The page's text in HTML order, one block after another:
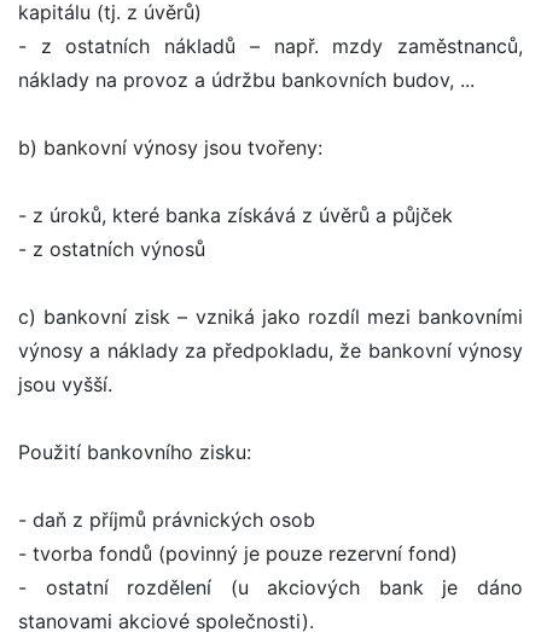
kapitálu (tj. z úvěrů)
- z ostatních nákladů – např. mzdy zaměstnanců,
náklady na provoz a údržbu bankovních budov, ...
b) bankovní výnosy jsou tvořeny:
- z úroků, které banka získává z úvěrů a půjček
- z ostatních výnosů
c) bankovní zisk – vzniká jako rozdíl mezi bankovními
výnosy a náklady za předpokladu, že bankovní výnosy
jsou vyšší.
Použití bankovního zisku:
- daň z příjmů právnických osob
- tvorba fondů (povinný je pouze rezervní fond)
- ostatní rozdělení (u akciových bank je dáno
stanovami akciové společnosti).